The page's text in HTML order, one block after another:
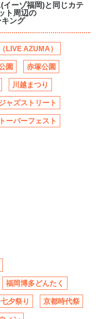
ーゾ福岡)と同じカテ
ト周辺の
ング
LIVE AZUMA）
園 赤塚公園
川越まつり
ャズストリート
ーバーフェスト
福岡博多どんたく
夕祭り 京都時代祭